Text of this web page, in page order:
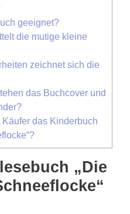
geeignet?
die mutige kleine
zeichnet sich die
das Buchcover und
das Kinderbuch
„Die